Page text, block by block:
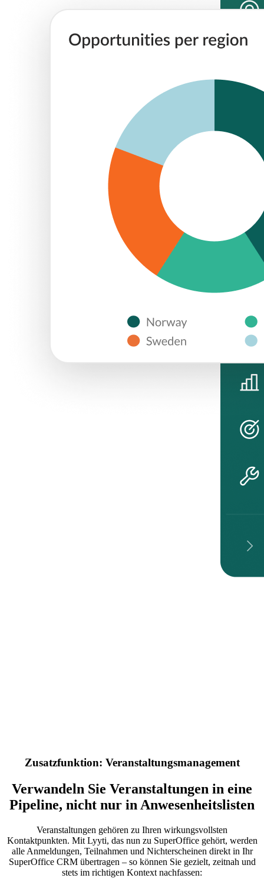
Zusatzfunktion: Veranstaltungsmanagement
Verwandeln Sie Veranstaltungen in eine
Pipeline, nicht nur in Anwesenheitslisten
Veranstaltungen gehören zu Ihren wirkungsvollsten
Kontaktpunkten. Mit Lyyti, das nun zu SuperOffice gehört, werden
alle Anmeldungen, Teilnahmen und Nichterscheinen direkt in Ihr
SuperOffice CRM übertragen – so können Sie gezielt, zeitnah und
stets im richtigen Kontext nachfassen: